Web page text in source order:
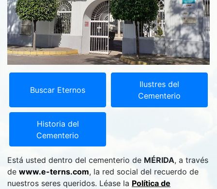
Buscar Eternos
Ilustres del
Cementerio
Historia del
Cementerio
Está usted dentro del cementerio de MÉRIDA, a través
de www.e-terns.com, la red social del recuerdo de
nuestros seres queridos. Léase la Política de